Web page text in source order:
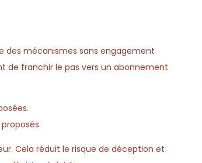
des mécanismes sans engagement
de franchir le pas vers un abonnement
Cela réduit le risque de déception et